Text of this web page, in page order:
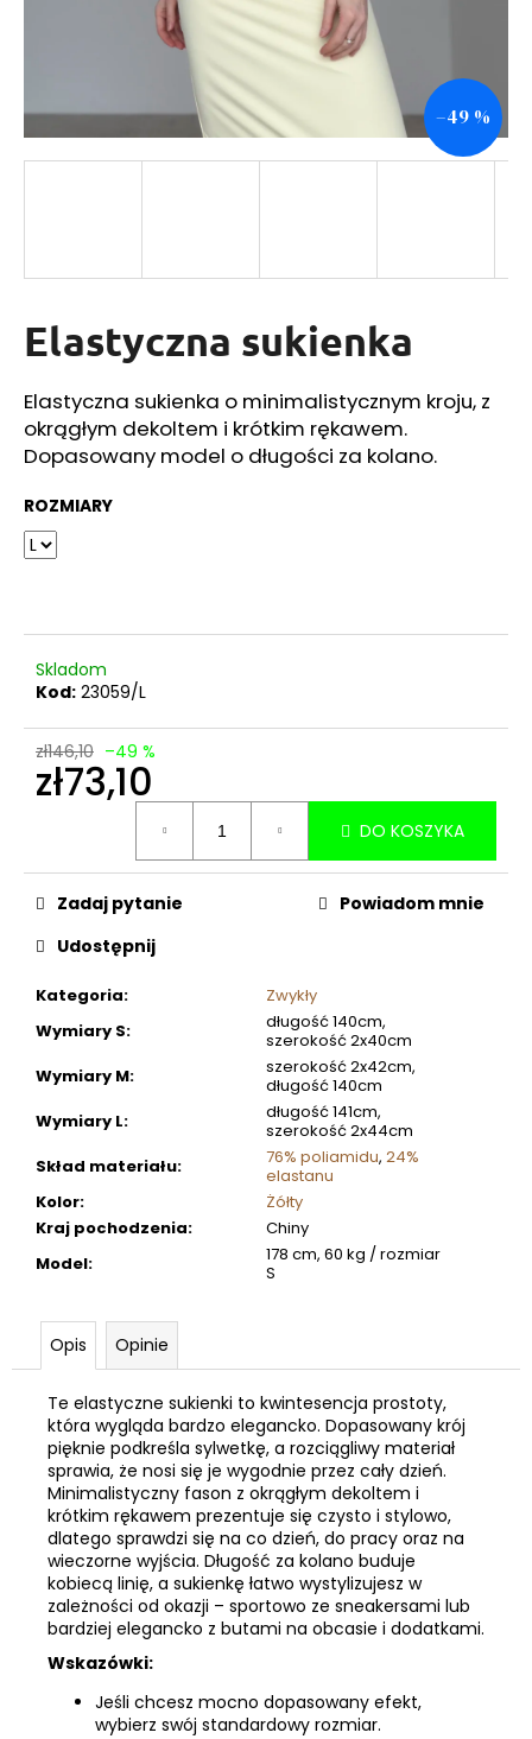
Elastyczna sukienka
Elastyczna sukienka o minimalistycznym kroju, z
okrągłym dekoltem i krótkim rękawem.
Dopasowany model o długości za kolano.
ROZMIARY
Skladom
Kod: 23059/L
zł146,10 –49 %
zł73,10
DO KOSZYKA
Kategoria:
Zwykły
Wymiary S:
długość 140cm,
szerokość 2x40cm
Wymiary M:
szerokość 2x42cm,
długość 140cm
Wymiary L:
długość 141cm,
szerokość 2x44cm
Skład materiału: 76% poliamidu, 24%
elastanu
Kolor:
Żółty
Kraj pochodzenia:
Chiny
Model:
178 cm, 60 kg / rozmiar
S
Zadaj pytanie
Powiadom mnie
Udostępnij
–49 %
Opis Opinie
Te elastyczne sukienki to kwintesencja prostoty,
która wygląda bardzo elegancko. Dopasowany krój
pięknie podkreśla sylwetkę, a rozciągliwy materiał
sprawia, że nosi się je wygodnie przez cały dzień.
Minimalistyczny fason z okrągłym dekoltem i
krótkim rękawem prezentuje się czysto i stylowo,
dlatego sprawdzi się na co dzień, do pracy oraz na
wieczorne wyjścia. Długość za kolano buduje
kobiecą linię, a sukienkę łatwo wystylizujesz w
zależności od okazji – sportowo ze sneakersami lub
bardziej elegancko z butami na obcasie i dodatkami.
Wskazówki:
Jeśli chcesz mocno dopasowany efekt,
wybierz swój standardowy rozmiar.
SZUKAJ
e
a
m